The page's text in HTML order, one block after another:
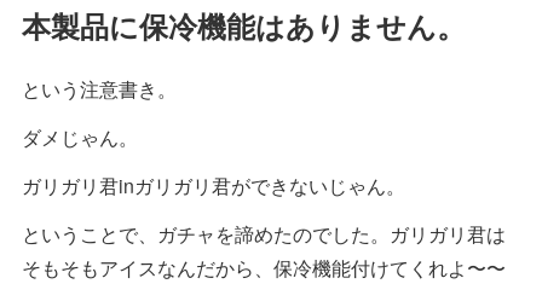
本製品に保冷機能はありません。
という注意書き。
ダメじゃん。
ガリガリ君inガリガリ君ができないじゃん。
ということで、ガチャを諦めたのでした。ガリガリ君は
そもそもアイスなんだから、保冷機能付けてくれよ〜〜